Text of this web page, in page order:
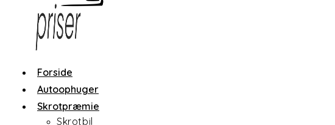
Forside
Autoophuger
Skrotpræmie
Skrotbil